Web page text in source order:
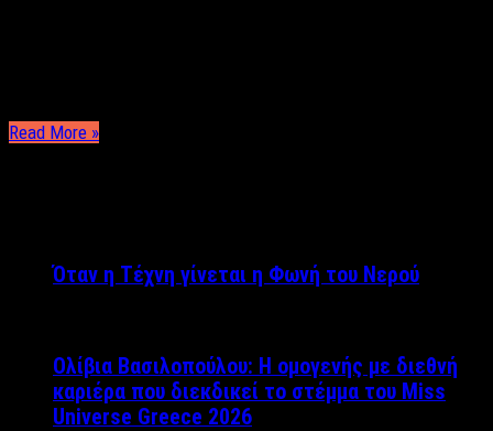
Read More »
Όταν η Τέχνη γίνεται η Φωνή του Νερού
Ολίβια Βασιλοπούλου: Η ομογενής με διεθνή
καριέρα που διεκδικεί το στέμμα του Miss
Universe Greece 2026